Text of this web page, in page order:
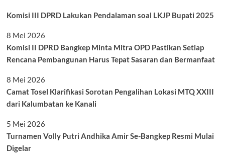
Komisi III DPRD Lakukan Pendalaman soal LKJP Bupati 2025
8 Mei 2026
Komisi II DPRD Bangkep Minta Mitra OPD Pastikan Setiap
Rencana Pembangunan Harus Tepat Sasaran dan Bermanfaat
8 Mei 2026
Camat Tosel Klarifikasi Sorotan Pengalihan Lokasi MTQ XXIII
dari Kalumbatan ke Kanali
5 Mei 2026
Turnamen Volly Putri Andhika Amir Se-Bangkep Resmi Mulai
Digelar